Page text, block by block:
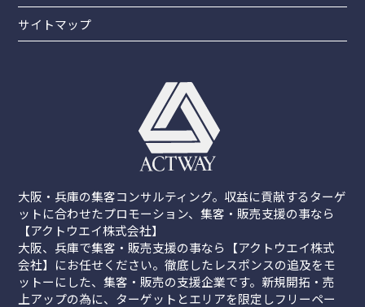
サイトマップ
大阪・兵庫の集客コンサルティング。収益に貢献するターゲ
ットに合わせたプロモーション、集客・販売支援の事なら
【アクトウエイ株式会社】
大阪、兵庫で集客・販売支援の事なら【アクトウエイ株式
会社】にお任せください。徹底したレスポンスの追及をモ
ットーにした、集客・販売の支援企業です。新規開拓・売
上アップの為に、ターゲットとエリアを限定しフリーペー